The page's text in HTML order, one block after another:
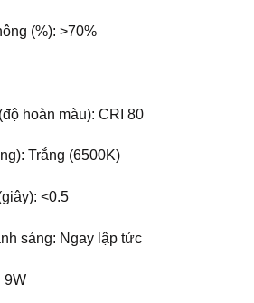
(%): >70%
hoàn màu): CRI 80
Trắng (6500K)
<0.5
sáng: Ngay lập tức
9W